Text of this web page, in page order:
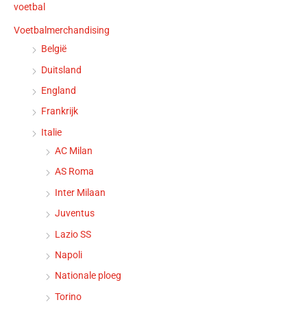
voetbal
Voetbalmerchandising
België
Duitsland
England
Frankrijk
Italie
AC Milan
AS Roma
Inter Milaan
Juventus
Lazio SS
Napoli
Nationale ploeg
Torino